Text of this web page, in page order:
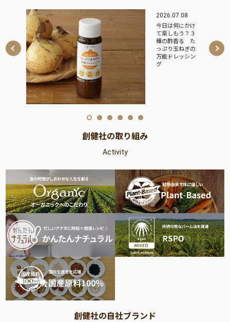
何にかけ
もう？３
酢香る た
玉ねぎの
レッシン
2026.07.01
5種の厳選だし素
材でじっくりだ
しをとった、
日々の白だし
創健社の取り組み
Activity
創健社の自社ブランド